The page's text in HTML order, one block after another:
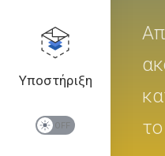
Υποστήριξη